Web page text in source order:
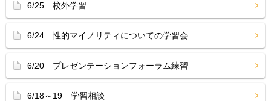
6/25 校外学習
6/24 性的マイノリティについての学習会
6/20 プレゼンテーションフォーラム練習
6/18～19 学習相談